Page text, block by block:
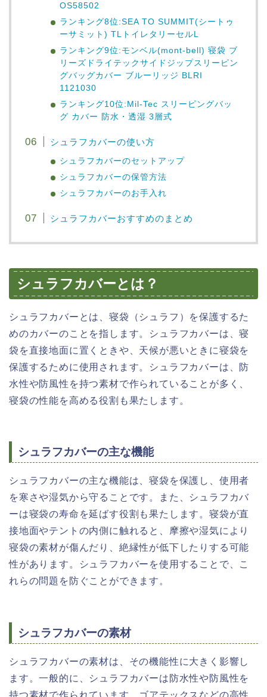
OS58502
ランキング8位:SEA TO SUMMIT(シートゥ
ーサミット) TLトイレタリーセルL
ランキング9位:モンベル(mont-bell) 寝袋 ブ
リーズドライテックサイドジップスリーピン
グバッグカバー ブルーリッジ BLRI
1121030
ランキング10位:Mil-Tec スリーピングバッ
グ カバー 防水・透湿 3層式
シュラフカバーの使い方
シュラフカバーのセットアップ
シュラフカバーの保管方法
シュラフカバーのお手入れ
シュラフカバーおすすめのまとめ
シュラフカバーとは？
シュラフカバーとは、寝袋（シュラフ）を保護するた
めのカバーのことを指します。シュラフカバーは、寝
袋を直接地面に置くときや、天候が悪いときに寝袋を
保護するために使用されます。シュラフカバーは、防
水性や防風性を持つ素材で作られていることが多く、
寝袋の性能を高める役割も果たします。
シュラフカバーの主な機能
シュラフカバーの主な機能は、寝袋を保護し、使用者
を寒さや湿気から守ることです。また、シュラフカバ
ーは寝袋の寿命を延ばす役割も果たします。寝袋が直
接地面やテントの内側に触れると、摩擦や湿気により
寝袋の素材が傷んだり、絶縁性が低下したりする可能
性があります。シュラフカバーを使用することで、こ
れらの問題を防ぐことができます。
シュラフカバーの素材
シュラフカバーの素材は、その機能性に大きく影響し
ます。一般的に、シュラフカバーは防水性や防風性を
持つ素材で作られています。ゴアテックスなどの高性